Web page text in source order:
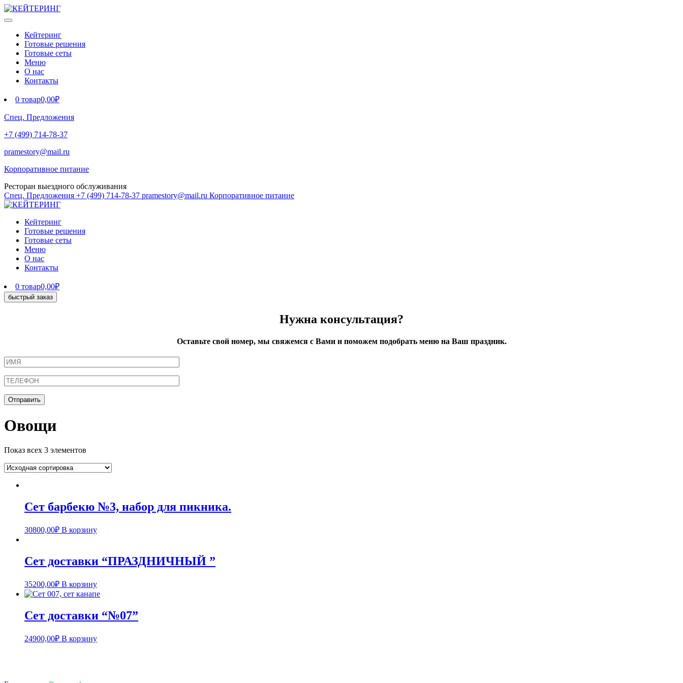
Кейтеринг
Готовые решения
Готовые сеты
Меню
О нас
Контакты
0 товар0,00₽
Спец. Предложения
+7 (499) 714-78-37
pramestory@mail.ru
Корпоративное питание
Ресторан выездного обслуживания
Спец. Предложения +7 (499) 714-78-37 pramestory@mail.ru Корпоративное питание
Кейтеринг
Готовые решения
Готовые сеты
Меню
О нас
Контакты
0 товар0,00₽
быстрый заказ
Нужна консультация?
Оставьте свой номер, мы свяжемся с Вами и поможем подобрать меню на Ваш праздник.
Овощи
Показ всех 3 элементов
Сет барбекю №3, набор для пикника.
30800,00₽ В корзину
Сет доставки “ПРАЗДНИЧНЫЙ ”
35200,00₽ В корзину
Сет доставки “№07”
24900,00₽ В корзину